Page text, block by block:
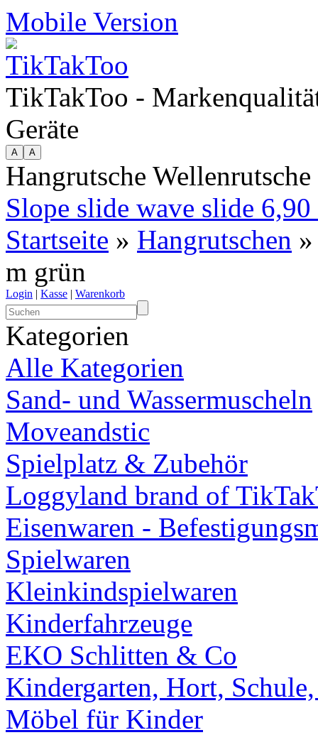
Mobile Version
TikTakToo -
Geräte
Hangrutsche
Slope slide wave slide 6,90
Startseite » Hangrutschen
m grün
Login | Kasse | Warenkorb
Kategorien
Alle Kategorien
Sand- und Wassermuscheln
Moveandstic
Spielplatz & Zubehör
Loggyland brand of
Eisenwaren -
Spielwaren
Kleinkindspielwaren
Kinderfahrzeuge
EKO Schlitten & Co
Kindergarten, Hort,
Möbel für Kinder